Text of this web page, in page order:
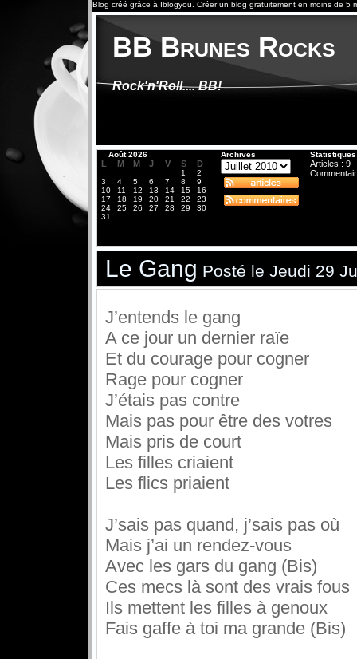
Blog créé grâce à Iblogyou Créer un blog gratuitement en moins de 5
BB Brunes Rocks
Rock'n'Roll.... BB!
Août 2026
L M M J V S D
1
2
3
4 5 6 7 8
9
10
11 12 13 14 15
16
17
18 19 20 21 22
23
24
25 26 27 28 29
30
31
Archives Statistiques
Articles : 9
Le Gang Posté le Jeudi 29
J’entends le gang
A ce jour un dernier raïe
Et du courage pour cogner
Rage pour cogner
J’étais pas contre
Mais pas pour être des votres
Mais pris de court
Les filles criaient
Les flics priaient
J’sais pas quand, j’sais pas où
Mais j’ai un rendez-vous
Avec les gars du gang (Bis)
Ces mecs là sont des vrais fous
Ils mettent les filles à genoux
Fais gaffe à toi ma grande (Bis)